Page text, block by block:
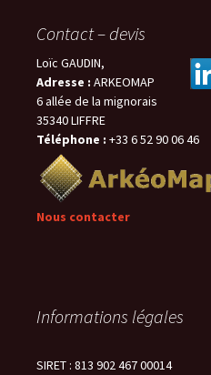
articles
Contact – devis
Loïc GAUDIN,
Adresse : ARKEOMAP
6 allée de la mignorais
35340 LIFFRE
Téléphone : +33 6 52 90 06 46
Nous contacter
Informations légales
SIRET : 813 902 467 00014